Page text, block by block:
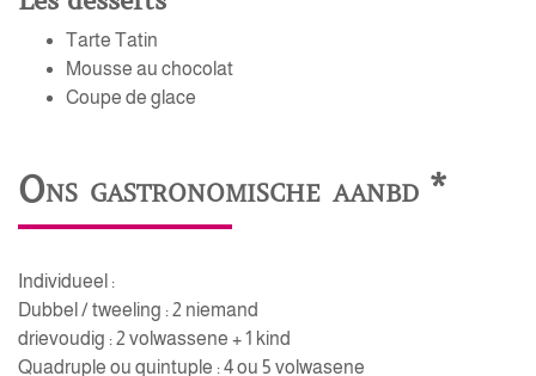
Tarte Tatin
Mousse au chocolat
Coupe de glace
Ons gastronomische aanbd *
Individueel :
Dubbel / tweeling : 2 niemand
drievoudig : 2 volwassene + 1 kind
Quadruple ou quintuple : 4 ou 5 volwasene